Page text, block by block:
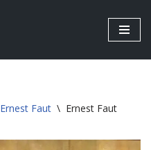
Ernest Faut \ Ernest Faut